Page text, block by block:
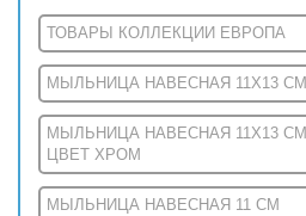
ТОВАРЫ КОЛЛЕКЦИИ ЕВРОПА
МЫЛЬНИЦА НАВЕСНАЯ 11X13 СМ
МЫЛЬНИЦА НАВЕСНАЯ 11X13 СМ
ЦВЕТ ХРОМ
МЫЛЬНИЦА НАВЕСНАЯ 11 СМ